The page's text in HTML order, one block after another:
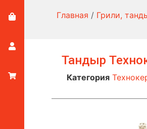
Главная / Грили,
Тандыр
Категория